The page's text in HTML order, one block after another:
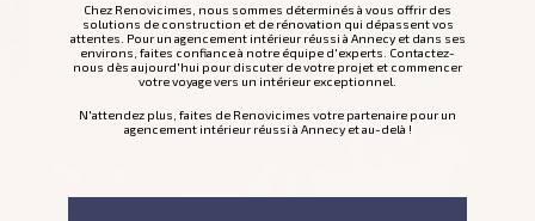
Chez Renovicimes, nous sommes déterminés à vous offrir des
solutions de construction et de rénovation qui dépassent vos
attentes. Pour un agencement intérieur réussi à Annecy et dans ses
environs, faites confiance à notre équipe d'experts. Contactez-
nous dès aujourd'hui pour discuter de votre projet et commencer
votre voyage vers un intérieur exceptionnel.
N'attendez plus, faites de Renovicimes votre partenaire pour un
agencement intérieur réussi à Annecy et au-delà !